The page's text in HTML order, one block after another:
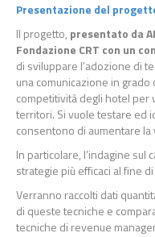
Presentazione del
Il progetto, presentato da
Fondazione CRT con un
di sviluppare l’adozione di
una comunicazione in
competitività degli hotel per
territori. Si vuole testare ed
consentono di aumentare
In particolare, l’indagine
strategie più efficaci al fine
Verranno raccolti dati
di queste tecniche e
tecniche di revenue